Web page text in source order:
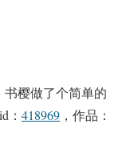
樱做了个简单的
： 418969 ，作品：